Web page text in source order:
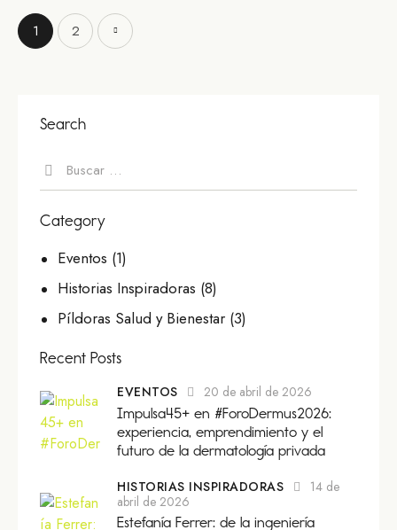
1 2
Search
Category
Eventos (1)
Historias Inspiradoras (8)
Píldoras Salud y Bienestar (3)
Recent Posts
EVENTOS
20 de abril de 2026
Impulsa45+ en #ForoDermus2026:
experiencia, emprendimiento y el
futuro de la dermatología privada
HISTORIAS INSPIRADORAS
14 de
abril de 2026
Estefanía Ferrer: de la ingeniería